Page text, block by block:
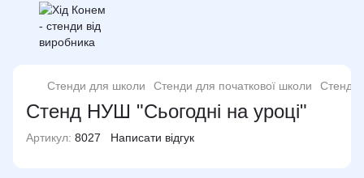
Стенди для школи Стенди для початкової школи Стенд
Стенд НУШ "Сьогодні на уроці"
Артикул: 8027 Написати відгук